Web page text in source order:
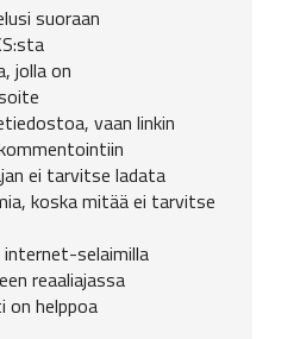
suoraan
jolla on
vaan linkin
ei tarvitse ladata
koska mitää ei tarvitse
internet-selaimilla
reaaliajassa
on helppoa